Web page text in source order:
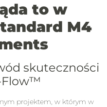
to w
M4
skuteczności
projektem, w którym w